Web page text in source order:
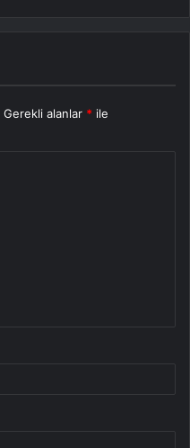
Gerekli alanlar * ile